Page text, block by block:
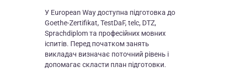
У European Way доступна підготовка до
Goethe-Zertifikat, TestDaF, telc, DTZ,
Sprachdiplom та професійних мовних
іспитів. Перед початком занять
викладач визначає поточний рівень і
допомагає скласти план підготовки.